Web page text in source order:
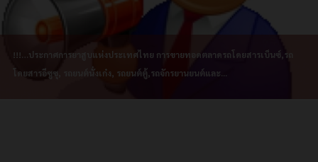
!!!…ประกาศการยาสูบแห่งประเทศไทย การขายทอดตลาดรถโดยสารเบ็นซ์,รถ
โดยสารอีซูซุ, รถยนต์นั่งเก๋ง, รถยนต์ตู้,รถจักรยานยนต์และ...